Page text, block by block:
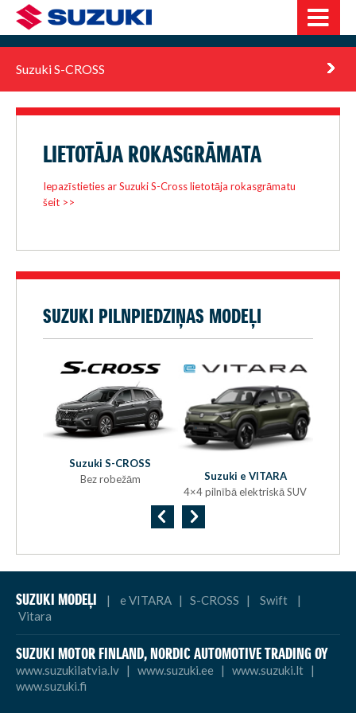
Suzuki S-CROSS
LIETOTĀJA ROKASGRĀMATA
Iepazīstieties ar Suzuki S-Cross lietotāja rokasgrāmatu
šeit >>
SUZUKI PILNPIEDZIŅAS MODEĻI
Suzuki S-CROSS
Bez robežām
Suzuki e VITARA
4×4 pilnībā elektriskā SUV
SUZUKI MODEĻI | e VITARA | S-CROSS | Swift |
Vitara
SUZUKI MOTOR FINLAND,NORDIC AUTOMOTIVE TRADING OY
www.suzukilatvia.lv | www.suzuki.ee | www.suzuki.lt |
www.suzuki.fi